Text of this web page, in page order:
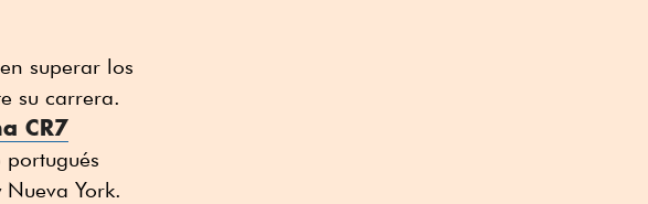
superar los
su carrera.
CR7
York.